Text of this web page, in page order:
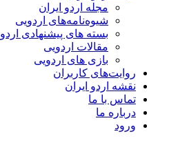
مجله اردو ایران
شیوه‌نامه‌های اردویی
بسته های پیشنهادی اردو
مقالات اردویی
بازی های اردویی
روایت‌های کاربران
نقشه اردو ایران
تماس با ما
درباره ما
ورود